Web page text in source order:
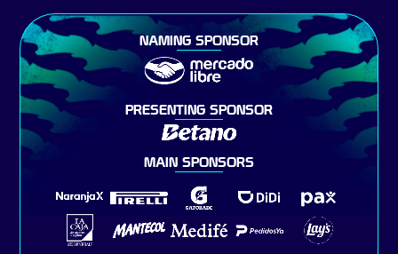
NAMING SPONSOR
PRESENTING SPONSOR
MAIN SPONSORS